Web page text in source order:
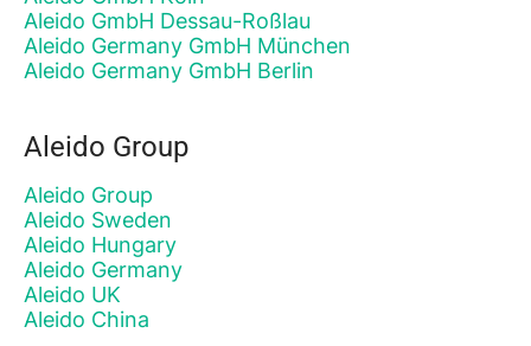
Aleido GmbH Dessau-Roßlau
Aleido Germany GmbH München
Aleido Germany GmbH Berlin
Aleido Group
Aleido Group
Aleido Sweden
Aleido Hungary
Aleido Germany
Aleido UK
Aleido China